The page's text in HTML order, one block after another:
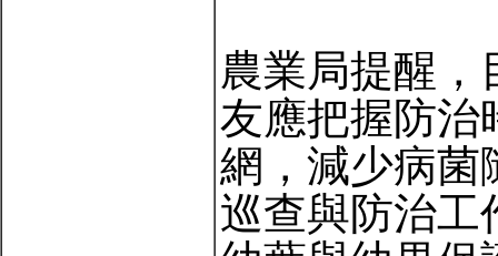
農業局提醒，
友應把握防治
網，減少病菌
巡查與防治工